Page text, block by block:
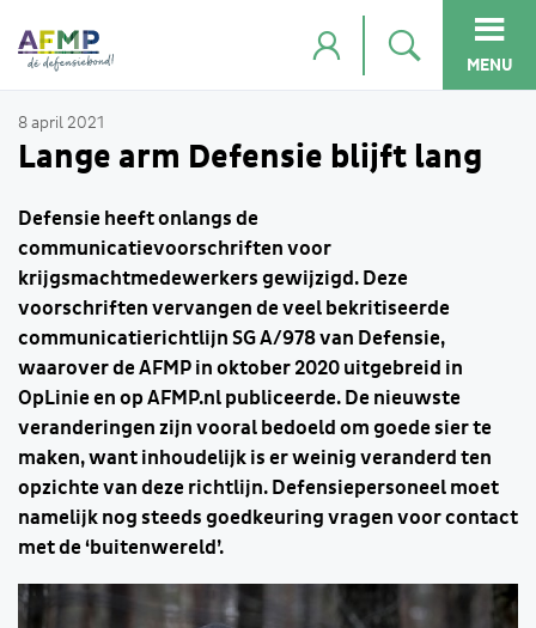
MENU
8 april 2021
Lange arm Defensie blijft lang
Defensie heeft onlangs de
communicatievoorschriften voor
krijgsmachtmedewerkers gewijzigd. Deze
voorschriften vervangen de veel bekritiseerde
communicatierichtlijn SG A/978 van Defensie,
waarover de AFMP in oktober 2020 uitgebreid in
OpLinie en op AFMP.nl publiceerde. De nieuwste
veranderingen zijn vooral bedoeld om goede sier te
maken, want inhoudelijk is er weinig veranderd ten
opzichte van deze richtlijn. Defensiepersoneel moet
namelijk nog steeds goedkeuring vragen voor contact
met de ‘buitenwereld’.